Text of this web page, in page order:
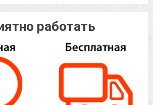
работать